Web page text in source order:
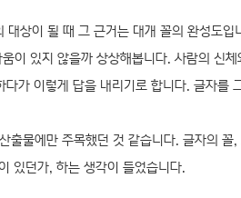
상이 될 때 그 근거는 대개 꼴의 완성도입
이 있지 않을까 상상해봅니다. 사람의 신
가 이렇게 답을 내리기로 합니다. 글자를
출물에만 주목했던 것 같습니다. 글자의 꼴
있던가, 하는 생각이 들었습니다.